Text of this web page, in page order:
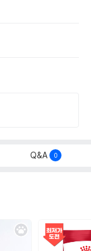
Q&A 0